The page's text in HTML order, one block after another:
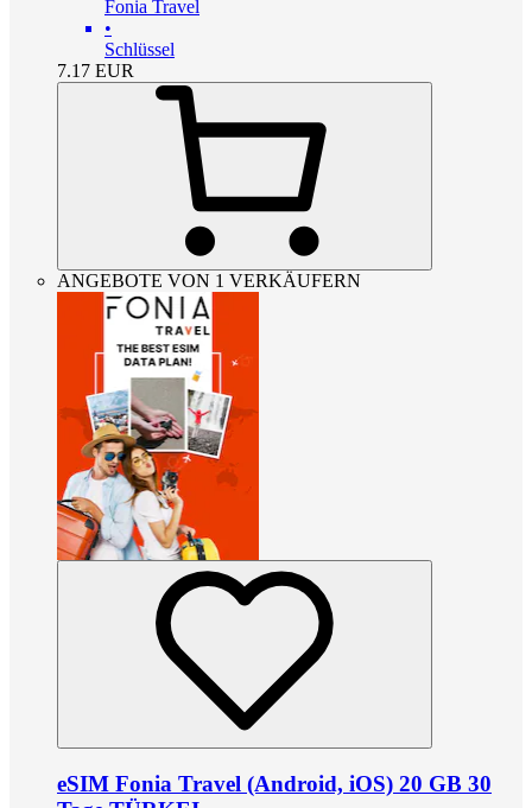
Fonia Travel
•
Schlüssel
7.17 EUR
ANGEBOTE VON 1 VERKÄUFERN
eSIM Fonia Travel (Android, iOS) 20 GB 30